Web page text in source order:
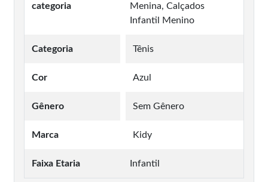
categoria
Menina, Calçados
Infantil Menino
Categoria Tênis
Cor Azul
Gênero Sem Gênero
Marca Kidy
Faixa Etaria Infantil